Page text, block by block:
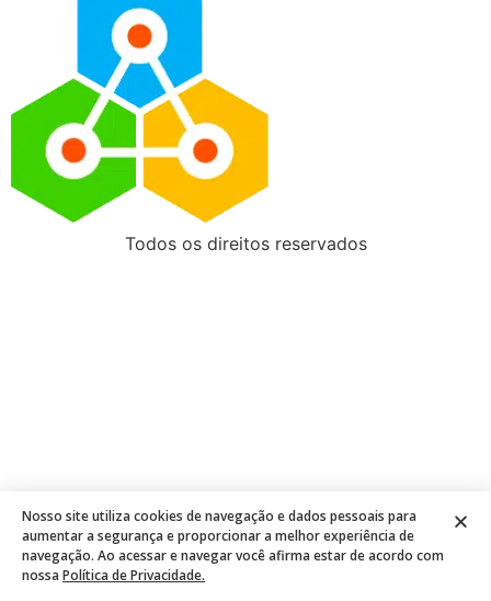
Todos os direitos reservados
Nosso site utiliza cookies de navegação e dados pessoais para
aumentar a segurança e proporcionar a melhor experiência de
navegação. Ao acessar e navegar você afirma estar de acordo com
nossa Política de Privacidade.